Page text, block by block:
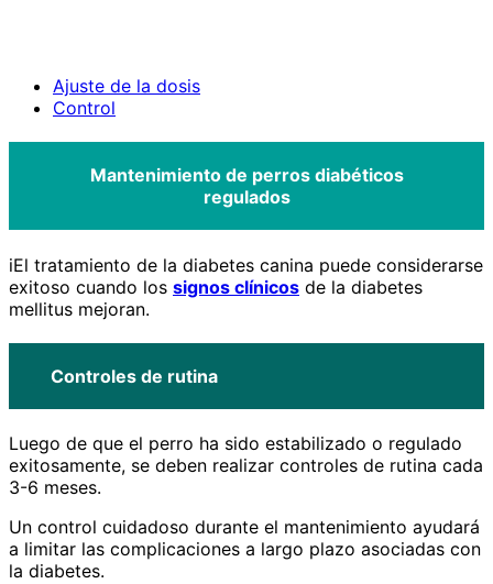
Ajuste de la dosis
Control
Mantenimiento de perros diabéticos
regulados
iEl tratamiento de la diabetes canina puede considerarse
exitoso cuando los signos clínicos de la diabetes
mellitus mejoran.
Controles de rutina
Luego de que el perro ha sido estabilizado o regulado
exitosamente, se deben realizar controles de rutina cada
3-6 meses.
Un control cuidadoso durante el mantenimiento ayudará
a limitar las complicaciones a largo plazo asociadas con
la diabetes.